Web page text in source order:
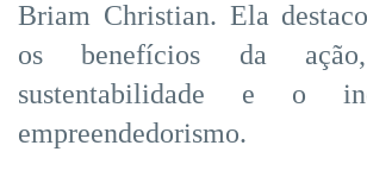
Briam Christian. Ela
os benefícios da
sustentabilidade e o
empreendedorismo.